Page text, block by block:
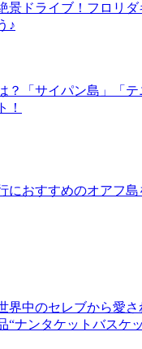
景ドライブ！フロリ
♪
？「サイパン島」「
！
におすすめのオアフ
界中のセレブから愛
“ナンタケットバスケ